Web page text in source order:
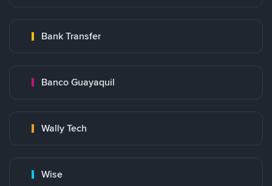
Bank Transfer
Banco Guayaquil
Wally Tech
Wise